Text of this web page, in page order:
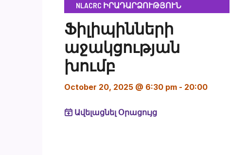
NLACRC ԻՐԱԴԱՐՁՈՒԹՅՈՒՆ
Ֆիլիպինների
աջակցության
խումբ
October 20, 2025 @ 6:30 pm - 20:00
Ավելացնել Օրացույց